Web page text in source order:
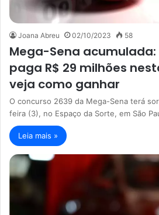
Joana Abreu 02/10/2023 58
Mega-Sena acumulada:
paga R$ 29 milhões
veja como ganhar
O concurso 2639 da Mega-Sena terá
feira (3), no Espaço da Sorte, em São
Leia mais »